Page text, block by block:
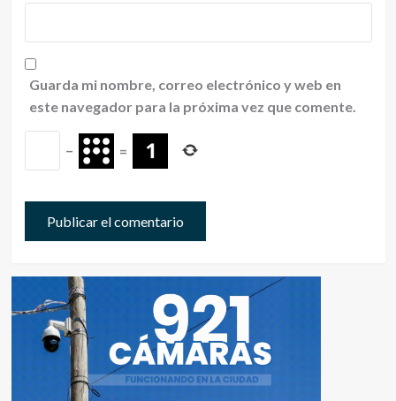
Guarda mi nombre, correo electrónico y web en
este navegador para la próxima vez que comente.
− =